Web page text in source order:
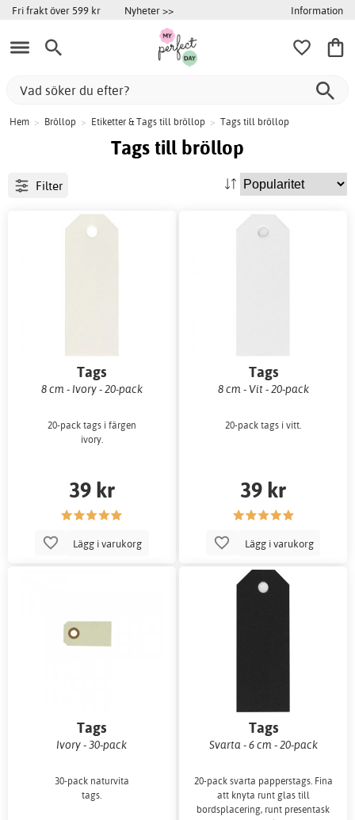
Fri frakt över 599 kr Nyheter >> Information
Hem > Bröllop > Etiketter & Tags till bröllop > Tags till bröllop
Tags till bröllop
Filter
Tags
8 cm - Ivory - 20-pack
20-pack tags i färgen
ivory.
39 kr
Lägg i varukorg
Tags
8 cm - Vit - 20-pack
20-pack tags i vitt.
39 kr
Lägg i varukorg
Tags
Ivory - 30-pack
30-pack naturvita
tags.
Tags
Svarta - 6 cm - 20-pack
20-pack svarta papperstags. Fina
att knyta runt glas till
bordsplacering, runt presentask